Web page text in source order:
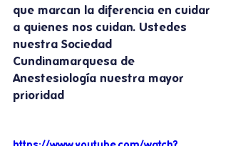
que marcan la diferencia en cuidar
a quienes nos cuidan. Ustedes
nuestra Sociedad
Cundinamarquesa de
Anestesiología nuestra mayor
prioridad